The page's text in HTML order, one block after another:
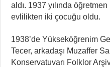
aldı. 1937 yılında
evlilikten iki çocuğu oldu.
1938’de Yükseköğrenim
Tecer, arkadaşı Muzaffer
Konservatuvarı Folklor